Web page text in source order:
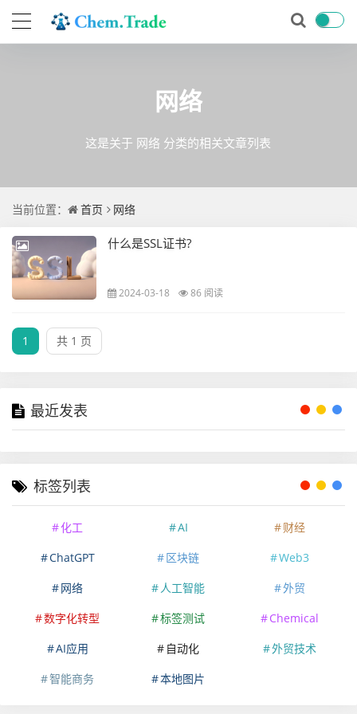
网络
这是关于 网络 分类的相关文章列表
当前位置： 首页 网络
什么是SSL证书?
2024-03-18 86 阅读
1 共 1 页
最近发表
标签列表
化工 AI
财经
ChatGPT
区块链
Web3
网络
人工智能
外贸
数字化转型
标签测试
Chemical
AI应用
自动化
外贸技术
智能商务
本地图片